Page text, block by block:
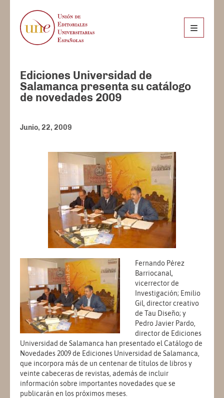
Ediciones Universidad de
Salamanca presenta su catálogo
de novedades 2009
Junio, 22, 2009
Fernando Pérez
Barriocanal,
vicerrector de
Investigación; Emilio
Gil, director creativo
de Tau Diseño; y
Pedro Javier Pardo,
director de Ediciones
Universidad de Salamanca han presentado el Catálogo de
Novedades 2009 de Ediciones Universidad de Salamanca,
que incorpora más de un centenar de títulos de libros y
veinte cabeceras de revistas, además de incluir
información sobre importantes novedades que se
publicarán en los próximos meses.